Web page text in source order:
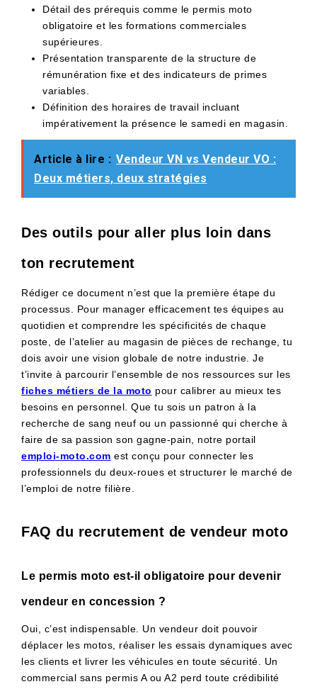
Détail des prérequis comme le permis moto
obligatoire et les formations commerciales
supérieures.
Présentation transparente de la structure de
rémunération fixe et des indicateurs de primes
variables.
Définition des horaires de travail incluant
impérativement la présence le samedi en magasin.
Article à lire : Vendeur VN vs Vendeur VO :
Deux métiers, deux stratégies
Des outils pour aller plus loin dans
ton recrutement
Rédiger ce document n’est que la première étape du
processus. Pour manager efficacement tes équipes au
quotidien et comprendre les spécificités de chaque
poste, de l’atelier au magasin de pièces de rechange, tu
dois avoir une vision globale de notre industrie. Je
t’invite à parcourir l’ensemble de nos ressources sur les
fiches métiers de la moto pour calibrer au mieux tes
besoins en personnel. Que tu sois un patron à la
recherche de sang neuf ou un passionné qui cherche à
faire de sa passion son gagne-pain, notre portail
emploi-moto.com est conçu pour connecter les
professionnels du deux-roues et structurer le marché de
l’emploi de notre filière.
FAQ du recrutement de vendeur moto
Le permis moto est-il obligatoire pour devenir
vendeur en concession ?
Oui, c’est indispensable. Un vendeur doit pouvoir
déplacer les motos, réaliser les essais dynamiques avec
les clients et livrer les véhicules en toute sécurité. Un
commercial sans permis A ou A2 perd toute crédibilité